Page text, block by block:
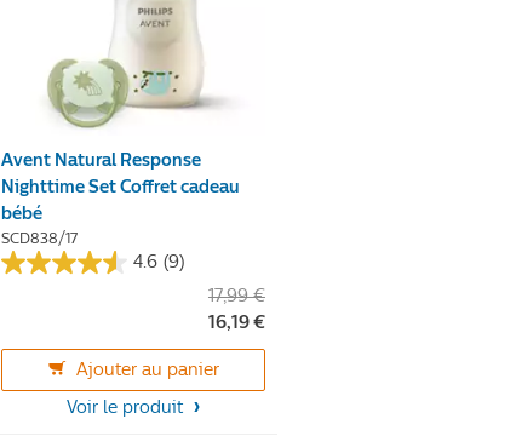
Avent Natural Response
Nighttime Set Coffret cadeau
bébé
SCD838/17
4.6 (9)
4.6
étoiles.
17,99 €
16,19 €
Ajouter au panier
Voir le produit